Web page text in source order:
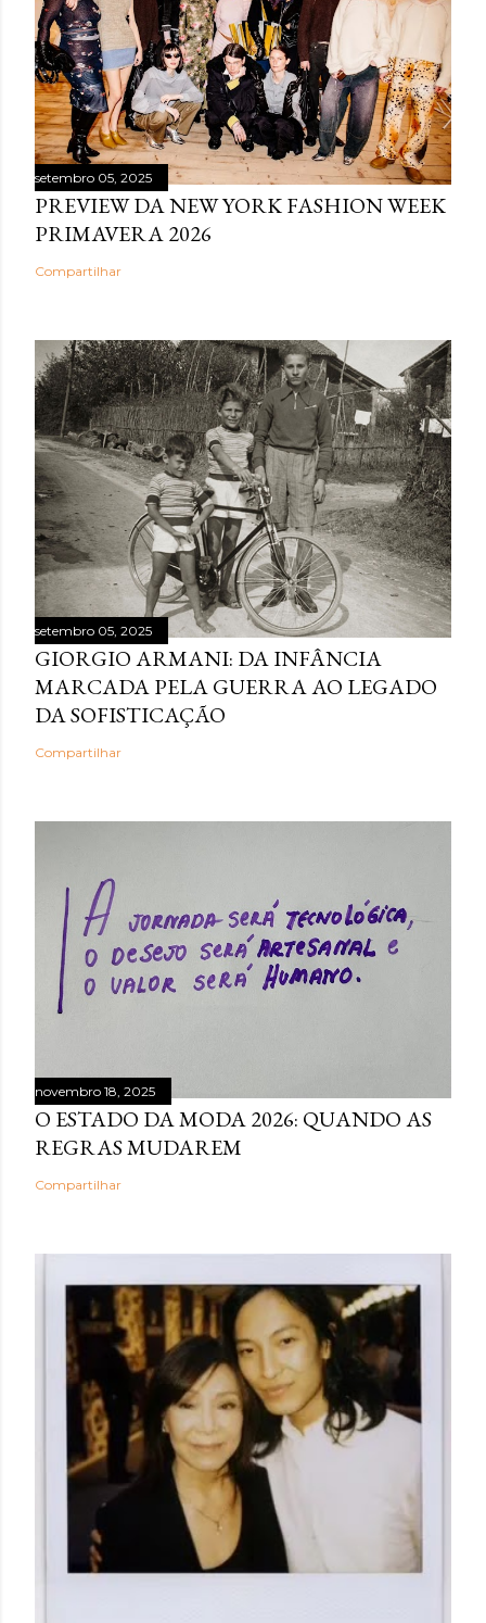
setembro 05, 2025
PREVIEW DA NEW YORK FASHION WEEK
PRIMAVERA 2026
Compartilhar
setembro 05, 2025
GIORGIO ARMANI: DA INFÂNCIA
MARCADA PELA GUERRA AO LEGADO
DA SOFISTICAÇÃO
Compartilhar
novembro 18, 2025
O ESTADO DA MODA 2026: QUANDO AS
REGRAS MUDAREM
Compartilhar